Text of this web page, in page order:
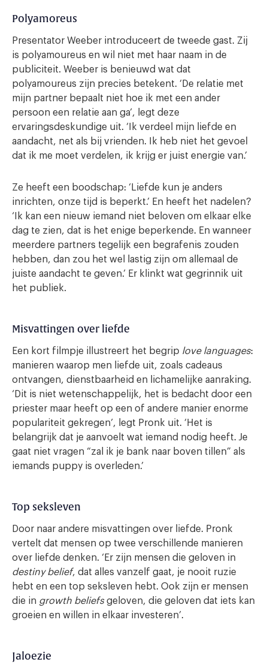
Polyamoreus
Presentator Weeber introduceert de tweede gast. Zij
is polyamoureus en wil niet met haar naam in de
publiciteit. Weeber is benieuwd wat dat
polyamoureus zijn precies betekent. ‘De relatie met
mijn partner bepaalt niet hoe ik met een ander
persoon een relatie aan ga’, legt deze
ervaringsdeskundige uit. ‘Ik verdeel mijn liefde en
aandacht, net als bij vrienden. Ik heb niet het gevoel
dat ik me moet verdelen, ik krijg er juist energie van.’
Ze heeft een boodschap: ‘Liefde kun je anders
inrichten, onze tijd is beperkt.’ En heeft het nadelen?
‘Ik kan een nieuw iemand niet beloven om elkaar elke
dag te zien, dat is het enige beperkende. En wanneer
meerdere partners tegelijk een begrafenis zouden
hebben, dan zou het wel lastig zijn om allemaal de
juiste aandacht te geven.’ Er klinkt wat gegrinnik uit
het publiek.
Misvattingen over liefde
Een kort filmpje illustreert het begrip love languages:
manieren waarop men liefde uit, zoals cadeaus
ontvangen, dienstbaarheid en lichamelijke aanraking.
‘Dit is niet wetenschappelijk, het is bedacht door een
priester maar heeft op een of andere manier enorme
populariteit gekregen’, legt Pronk uit. ‘Het is
belangrijk dat je aanvoelt wat iemand nodig heeft. Je
gaat niet vragen “zal ik je bank naar boven tillen” als
iemands puppy is overleden.’
Top seksleven
Door naar andere misvattingen over liefde. Pronk
vertelt dat mensen op twee verschillende manieren
over liefde denken. ‘Er zijn mensen die geloven in
destiny belief, dat alles vanzelf gaat, je nooit ruzie
hebt en een top seksleven hebt. Ook zijn er mensen
die in growth beliefsgeloven, die geloven dat iets kan
groeien en willen in elkaar investeren’.
Jaloezie